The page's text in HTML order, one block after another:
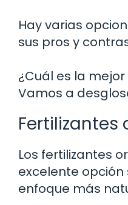
Hay varias
sus pros y
¿Cuál es la
Vamos a
Fertilizantes
Los fertilizantes
excelente opción
enfoque más